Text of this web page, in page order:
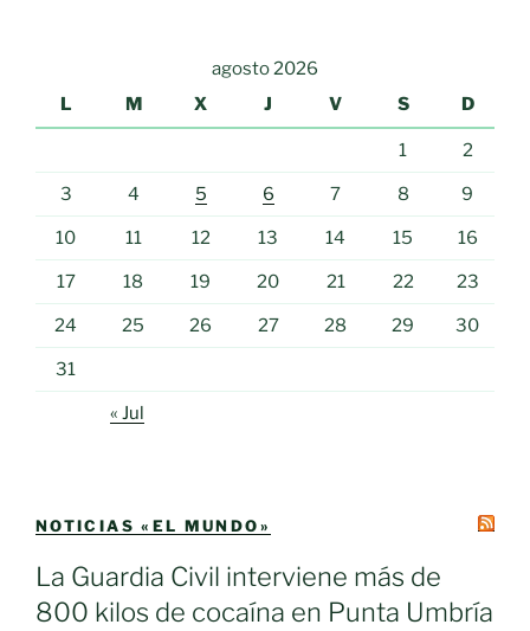
agosto 2026
L
M X J V S D
1 2
3 4 5 6 7 8 9
10 11 12 13 14 15 16
17 18 19 20 21 22 23
24 25 26 27 28 29 30
31
« Jul
NOTICIAS «EL MUNDO»
La Guardia Civil interviene más de
800 kilos de cocaína en Punta Umbría